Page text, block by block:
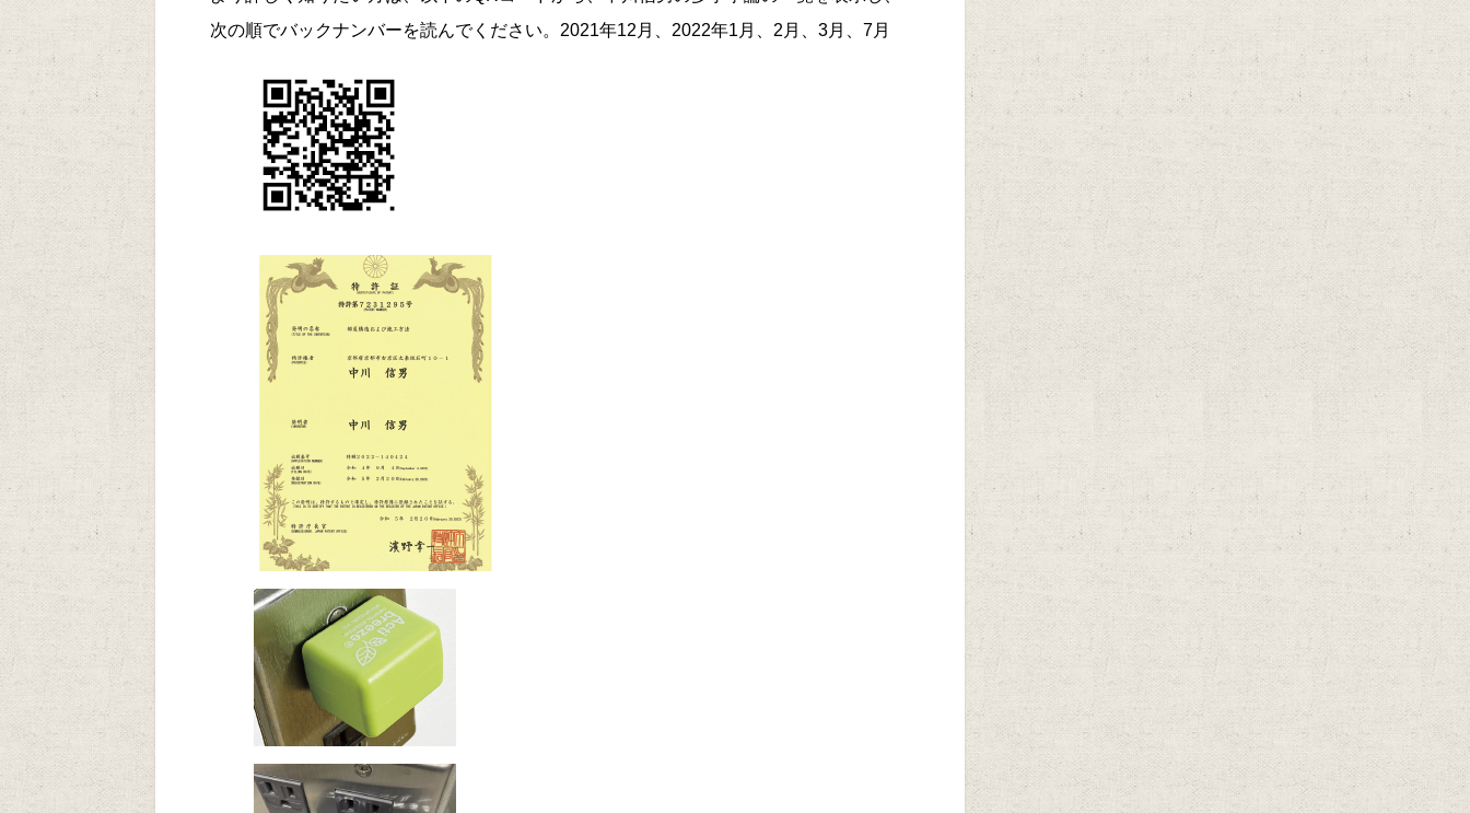
次の順でバックナンバーを読んでください。2021年12月、2022年1月、2月、3月、7月